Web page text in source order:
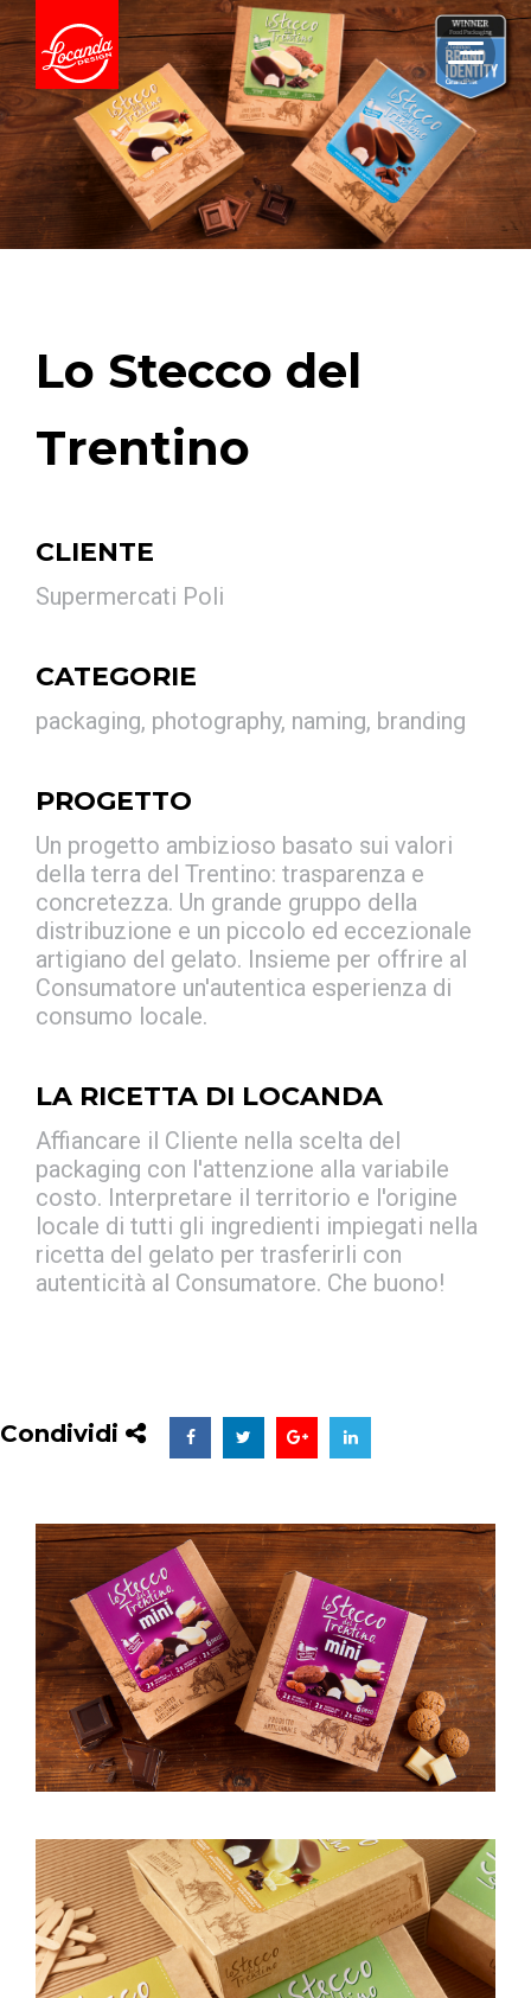
Lo Stecco del
Trentino
CLIENTE
Supermercati Poli
CATEGORIE
packaging, photography, naming, branding
PROGETTO
Un progetto ambizioso basato sui valori
della terra del Trentino: trasparenza e
concretezza. Un grande gruppo della
distribuzione e un piccolo ed eccezionale
artigiano del gelato. Insieme per offrire al
Consumatore un'autentica esperienza di
consumo locale.
LA RICETTA DI LOCANDA
Affiancare il Cliente nella scelta del
packaging con l'attenzione alla variabile
costo. Interpretare il territorio e l'origine
locale di tutti gli ingredienti impiegati nella
ricetta del gelato per trasferirli con
autenticità al Consumatore. Che buono!
Condividi